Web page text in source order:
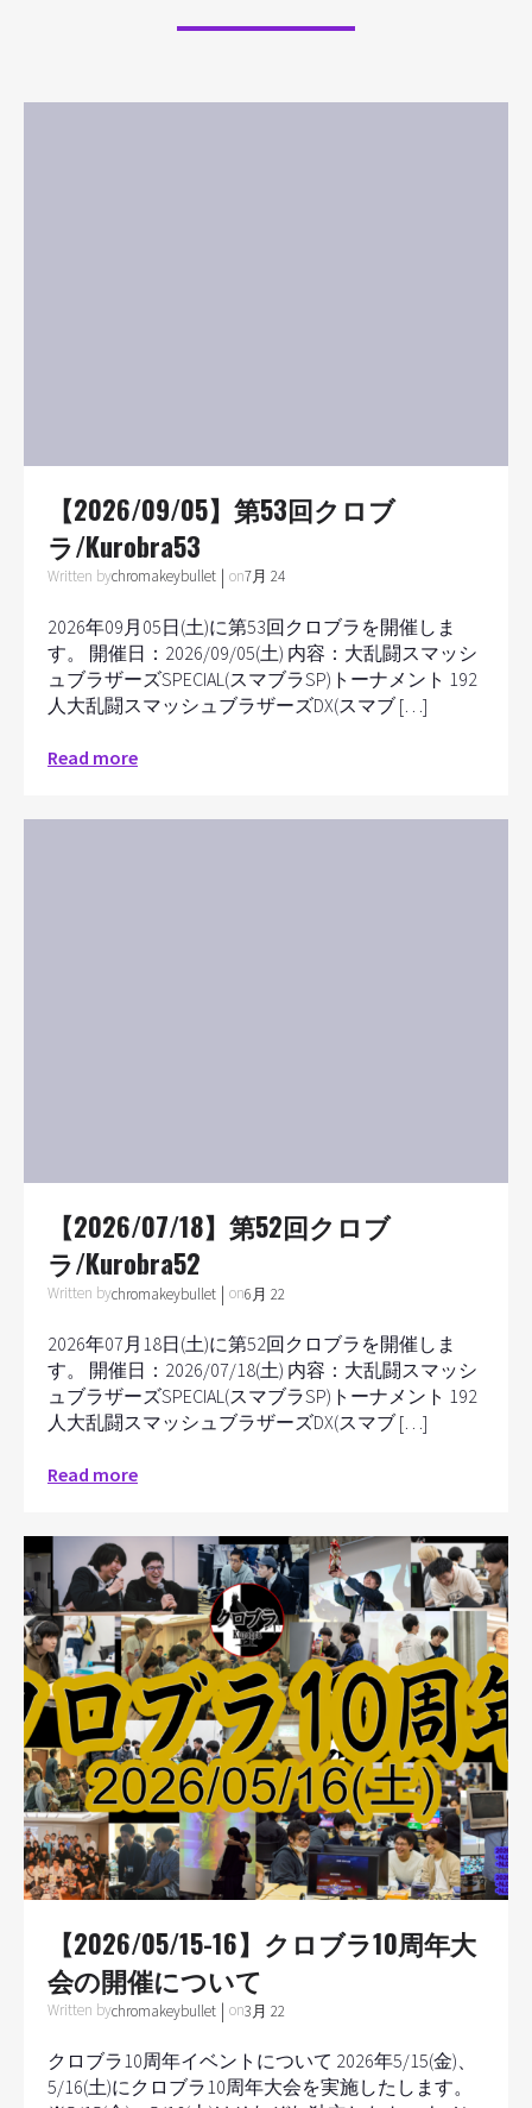
【2026/09/05】第53回クロブ
ラ/Kurobra53
Written bychromakeybullet | on7月 24
2026年09月05日(土)に第53回クロブラを開催しま
す。 開催日：2026/09/05(土) 内容：大乱闘スマッシ
ュブラザーズSPECIAL(スマブラSP)トーナメント 192
人大乱闘スマッシュブラザーズDX(スマブ […]
Read more
【2026/07/18】第52回クロブ
ラ/Kurobra52
Written bychromakeybullet | on6月 22
2026年07月18日(土)に第52回クロブラを開催しま
す。 開催日：2026/07/18(土) 内容：大乱闘スマッシ
ュブラザーズSPECIAL(スマブラSP)トーナメント 192
人大乱闘スマッシュブラザーズDX(スマブ […]
Read more
【2026/05/15-16】クロブラ10周年大
会の開催について
Written bychromakeybullet | on3月 22
クロブラ10周年イベントについて 2026年5/15(金)、
5/16(土)にクロブラ10周年大会を実施したします。